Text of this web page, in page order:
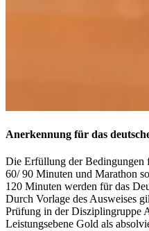
Anerkennung für das
Die Erfüllung der Bedingungen
60/ 90 Minuten und Marathon
120 Minuten werden für das
Durch Vorlage des Ausweises
Prüfung in der Disziplingruppe
Leistungsebene Gold als